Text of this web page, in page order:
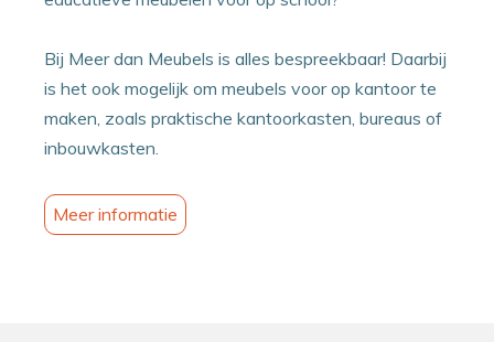
Bij Meer dan Meubels is alles bespreekbaar! Daarbij
is het ook mogelijk om meubels voor op kantoor te
maken, zoals praktische kantoorkasten, bureaus of
inbouwkasten.
Meer informatie